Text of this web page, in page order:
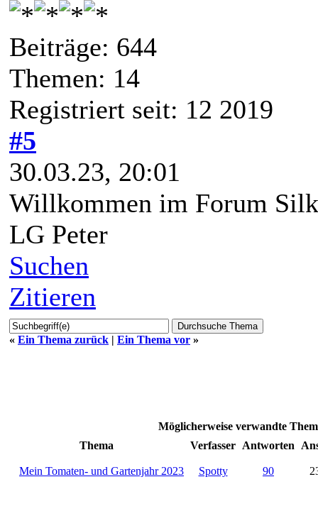
Beiträge: 644
Themen: 14
Registriert seit: 12 2019
#5
30.03.23, 20:01
Willkommen im Forum
LG Peter
Suchen
Zitieren
« Ein Thema zurück | Ein Thema vor »
Möglicherweise verwandte
Thema
Verfasser Antworten
Mein Tomaten- und Gartenjahr 2023 Spotty 90